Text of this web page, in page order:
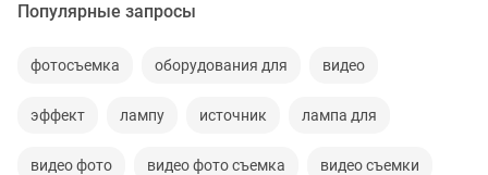
Популярные запросы
фотосъемка оборудования для видео
эффект лампу источник лампа для
видео фото видео фото съемка видео съемки